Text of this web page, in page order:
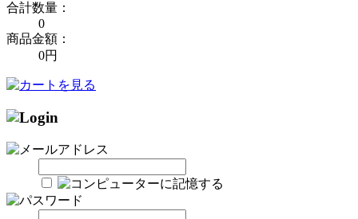
合計数量：
0
商品金額：
0円